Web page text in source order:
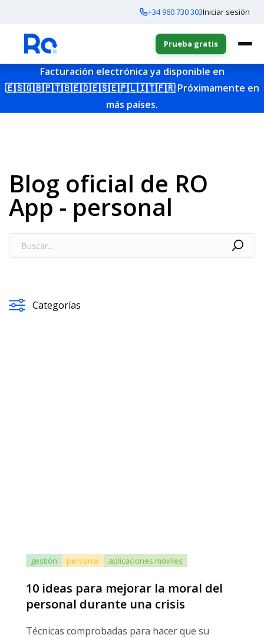
+34 960 730 303Iniciar sesión
Prueba gratis
Facturación electrónica ya disponible en
🇪🇸🇬🇧🇵🇹🇧🇪🇩🇪🇸🇪🇵🇱🇮🇹🇫🇷Próximamente en
más países.
Blog oficial de RO
App - personal
Categorías
gestión personal aplicaciones móviles
10 ideas para mejorar la moral del
personal durante una crisis
Técnicas comprobadas para hacer que su